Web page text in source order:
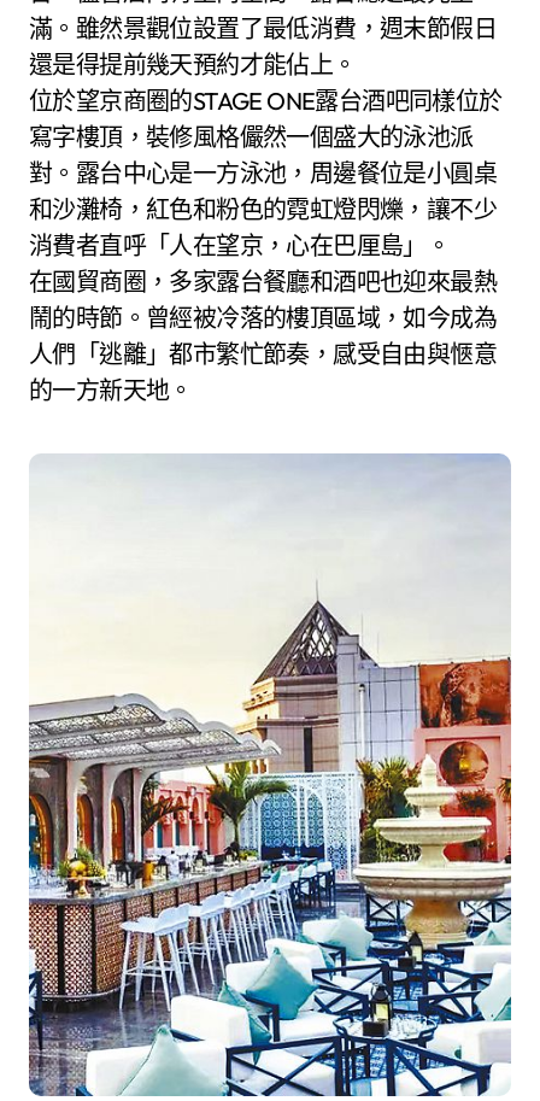
滿。雖然景觀位設置了最低消費，週末節假日
還是得提前幾天預約才能佔上。
位於望京商圈的STAGE ONE露台酒吧同樣位於
寫字樓頂，裝修風格儼然一個盛大的泳池派
對。露台中心是一方泳池，周邊餐位是小圓桌
和沙灘椅，紅色和粉色的霓虹燈閃爍，讓不少
消費者直呼「人在望京，心在巴厘島」。
在國貿商圈，多家露台餐廳和酒吧也迎來最熱
鬧的時節。曾經被冷落的樓頂區域，如今成為
人們「逃離」都市繁忙節奏，感受自由與愜意
的一方新天地。